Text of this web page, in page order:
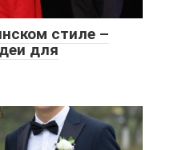
стиле –
для